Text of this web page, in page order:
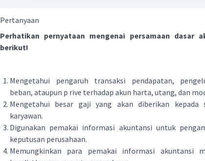
Pertanyaan
Perhatikan pernyataan mengenai persamaan dasar
berikut!
Mengetahui pengaruh transaksi pendapatan,
beban, ataupun p rive terhadap akun harta, utang, dan
Mengetahui besar gaji yang akan diberikan kepada
karyawan.
Digunakan pemakai informasi akuntansi untuk
keputusan perusahaan.
Memungkinkan para pemakai informasi akuntansi